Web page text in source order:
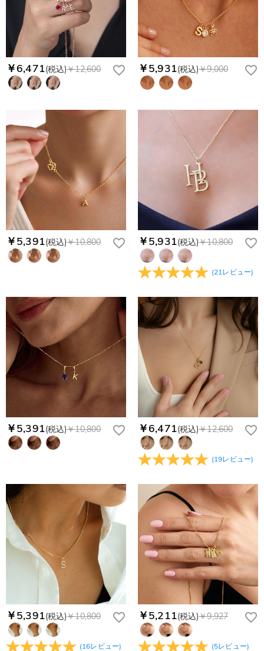
￥6,471(税込)￥12,600 ￥5,931(税込)￥9,000
￥5,391(税込)￥10,800 ￥5,931(税込)￥10,800
(21レビュー)
￥5,391(税込)￥10,800 ￥6,471(税込)￥12,600
(19レビュー)
￥5,391(税込)￥10,800
(16レビュー)
￥5,211(税込)￥9,927
(5レビュー)